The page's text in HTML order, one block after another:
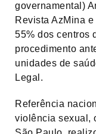
governamental)
Revista AzMina
55% dos centros
procedimento
unidades de
Legal.
Referência
violência sexual,